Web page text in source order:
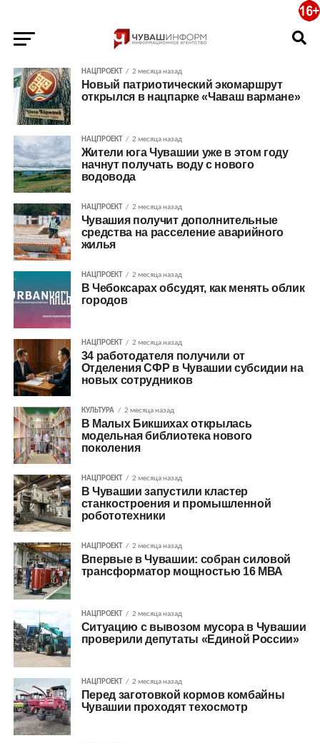
НАЦПРОЕКТ 2 месяца назад
Новый патриотический экомаршрут
открылся в нацпарке «Чаваш вармане»
НАЦПРОЕКТ 2 месяца назад
Жители юга Чувашии уже в этом году
начнут получать воду с нового
водовода
НАЦПРОЕКТ 2 месяца назад
Чувашия получит дополнительные
средства на расселение аварийного
жилья
НАЦПРОЕКТ 2 месяца назад
В Чебоксарах обсудят, как менять облик
городов
НАЦПРОЕКТ 2 месяца назад
34 работодателя получили от
Отделения СФР в Чувашии субсидии на
новых сотрудников
КУЛЬТУРА 2 месяца назад
В Малых Бикшихах открылась
модельная библиотека нового
поколения
НАЦПРОЕКТ 2 месяца назад
В Чувашии запустили кластер
станкостроения и промышленной
робототехники
НАЦПРОЕКТ 2 месяца назад
Впервые в Чувашии: собран силовой
трансформатор мощностью 16 МВА
НАЦПРОЕКТ 2 месяца назад
Ситуацию с вывозом мусора в Чувашии
проверили депутаты «Единой России»
НАЦПРОЕКТ 2 месяца назад
Перед заготовкой кормов комбайны
Чувашии проходят техосмотр